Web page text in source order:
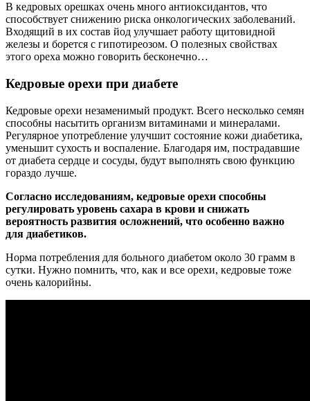
В кедровых орешках очень много антиоксидантов, что
способствует снижению риска онкологических заболеваний.
Входящий в их состав йод улучшает работу щитовидной
железы и борется с гипотиреозом. О полезных свойствах
этого ореха можно говорить бесконечно…
Кедровые орехи при диабете
Кедровые орехи незаменимый продукт. Всего несколько семян
способны насытить организм витаминами и минералами.
Регулярное употребление улучшит состояние кожи диабетика,
уменьшит сухость и воспаление. Благодаря им, пострадавшие
от диабета сердце и сосуды, будут выполнять свою функцию
гораздо лучше.
Согласно исследованиям, кедровые орехи способны
регулировать уровень сахара в крови и снижать
вероятность развития осложнений, что особенно важно
для диабетиков.
Норма потребления для больного диабетом около 30 грамм в
сутки. Нужно помнить, что, как и все орехи, кедровые тоже
очень калорийны.